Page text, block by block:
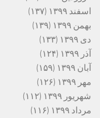
اسفند ۱۳۹۹
(۱۳۷)
بهمن ۱۳۹۹
(۱۳۹)
دی ۱۳۹۹
(۱۳۳)
آذر ۱۳۹۹
(۱۲۴)
آبان ۱۳۹۹
(۱۵۹)
مهر ۱۳۹۹
(۱۲۶)
شهریور ۱۳۹۹
(۱۱۲)
مرداد ۱۳۹۹
(۱۱۶)